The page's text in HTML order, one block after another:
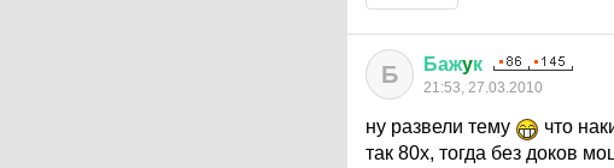
Б Бажyк
21:53, 27.03.2010
ну развели тему
что
так 80х, тогда без доков